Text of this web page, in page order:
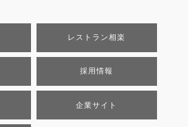
レストラン相楽
採用情報
企業サイト